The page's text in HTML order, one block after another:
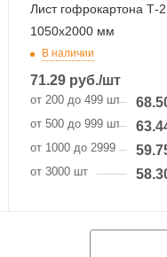
Лист гофрокартона Т-
1050х2000 мм
В наличии
71.29 руб./шт
от 200 до 499 шт
от 500 до 999 шт
от 1000 до 2999 шт
от 3000 шт